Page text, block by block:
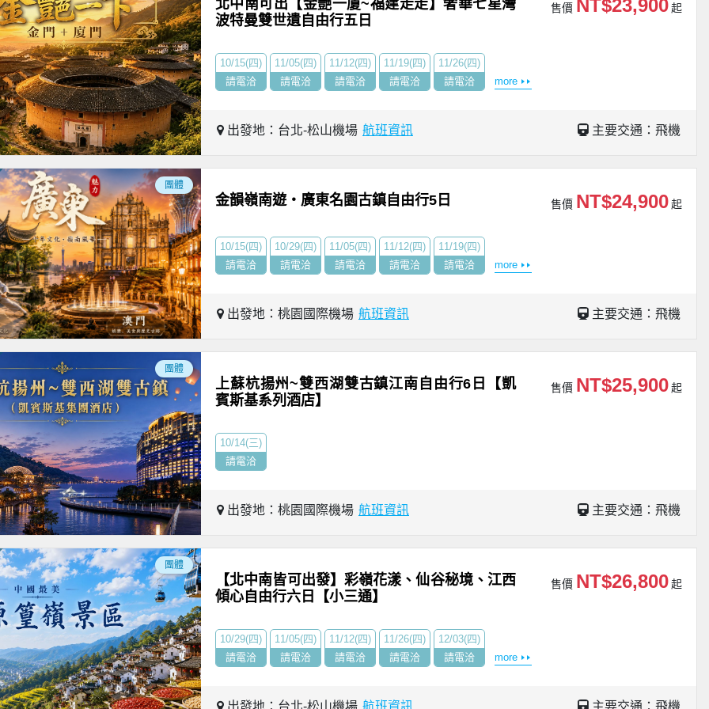
北中南可出【金艷一廈~福建走走】奢華七星灣
波特曼雙世遺自由行五日
售價 NT$23,900起
10/15(四)
請電洽
11/05(四)
請電洽
11/12(四)
請電洽
11/19(四)
請電洽
11/26(四)
請電洽
more
出發地：台北-松山機場 航班資訊 主要交通：飛機
團體
金韻嶺南遊・廣東名園古鎮自由行5日 售價 NT$24,900起
10/15(四)
請電洽
10/29(四)
請電洽
11/05(四)
請電洽
11/12(四)
請電洽
11/19(四)
請電洽
more
出發地：桃園國際機場 航班資訊 主要交通：飛機
團體
上蘇杭揚州~雙西湖雙古鎮江南自由行6日【凱
賓斯基系列酒店】
售價 NT$25,900起
10/14(三)
請電洽
出發地：桃園國際機場 航班資訊 主要交通：飛機
團體
【北中南皆可出發】彩嶺花漾、仙谷秘境、江西
傾心自由行六日【小三通】
售價 NT$26,800起
10/29(四)
請電洽
11/05(四)
請電洽
11/12(四)
請電洽
11/26(四)
請電洽
12/03(四)
請電洽
more
出發地：台北-松山機場 航班資訊 主要交通：飛機